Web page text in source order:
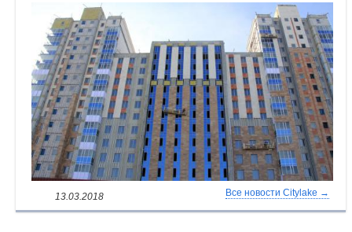
13.03.2018 Все новости Citylake →